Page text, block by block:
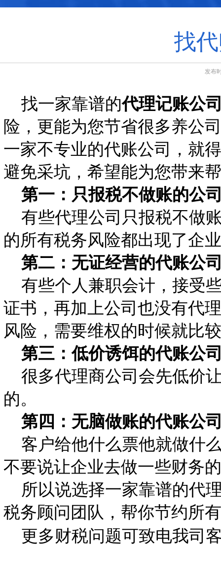
找
发布
找一家靠谱的代理记账公
险，更能为您节省很多养公
一家不专业的代账公司，就
避免采坑，希望能为您带来
第一：只报税不做账的公
有些代理公司只报税不做
的所有税务风险都出现了企
第二：无证经营的代账公
有些个人兼职会计，接受
证书，再加上公司也没有代
风险，需要维权的时候就比
第三：低价诱饵的代账公
很多代理商公司会先低价
的。
第四：无脑做账的代账公
客户给他什么票他就做什
不要说让企业去做一些财务
所以说选择一家靠谱的代
税务顾问团队，帮你节约所
更多财税问题可致电我司